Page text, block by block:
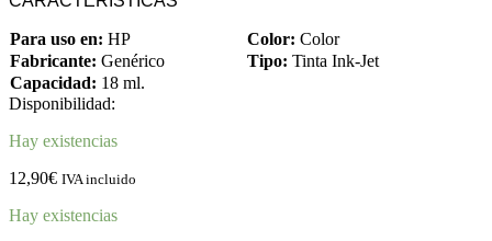
Para uso en: HP Color: Color
Fabricante: Genérico Tipo: Tinta Ink-Jet
Capacidad: 18 ml.
Disponibilidad:
Hay existencias
12,90€ IVA incluido
Hay existencias